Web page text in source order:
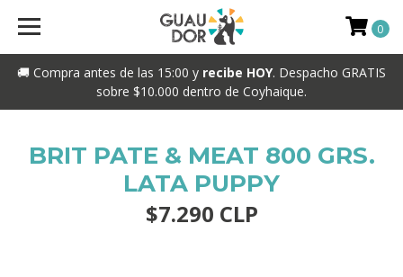
🚚 Compra antes de las 15:00 y recibe HOY. Despacho GRATIS
sobre $10.000 dentro de Coyhaique.
0
BRIT PATE & MEAT 800 GRS.
LATA PUPPY
$7.290 CLP